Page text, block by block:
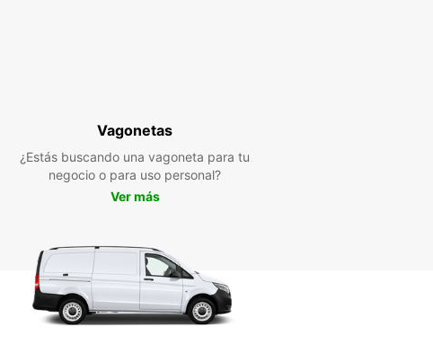
para ti. ¡Descubre todo lo que esta ciudad tiene para
ofrecer y hazlo a tu propio ritmo con un coche de
alquiler de Europcar!
Vagonetas
¿Estás buscando una vagoneta para tu
negocio o para uso personal?
Ver más